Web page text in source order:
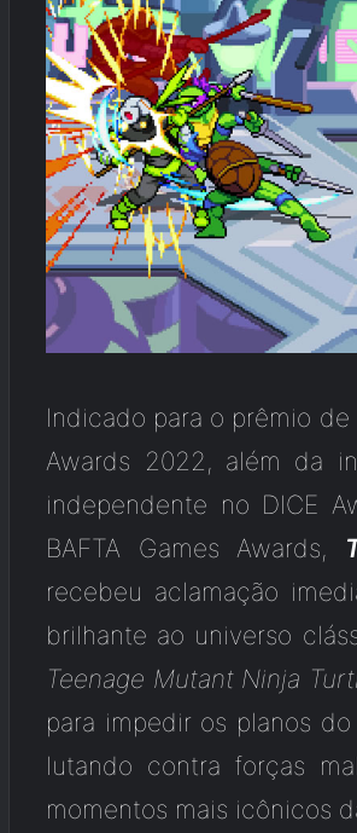
Indicado para o prêmio
Awards 2022, além da
independente no DICE
BAFTA Games Awards,
recebeu aclamação
brilhante ao universo
Teenage Mutant Ninja
para impedir os planos
lutando contra forças
momentos mais icônicos